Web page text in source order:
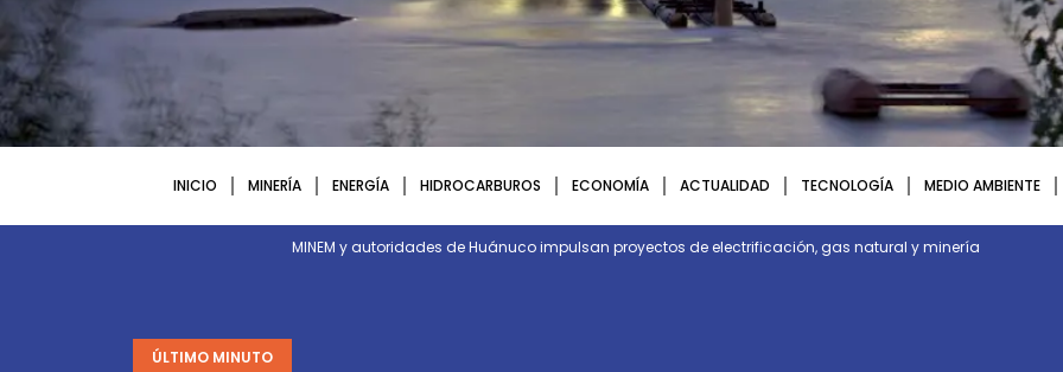
INICIO MINERÍA ENERGÍA HIDROCARBUROS ECONOMÍA ACTUALIDAD TECNOLOGÍA MEDIO AMBIENTE
ÚLTIMO MINUTO
MINEM y autoridades de Huánuco impulsan proyectos de electrificación, gas natural y minería